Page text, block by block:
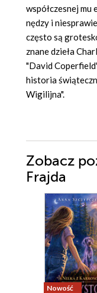
współczesnej mu
nędzy i
często są
znane dzieła
"David
historia
Wigilijna".
Zobacz
Frajda
Nowość